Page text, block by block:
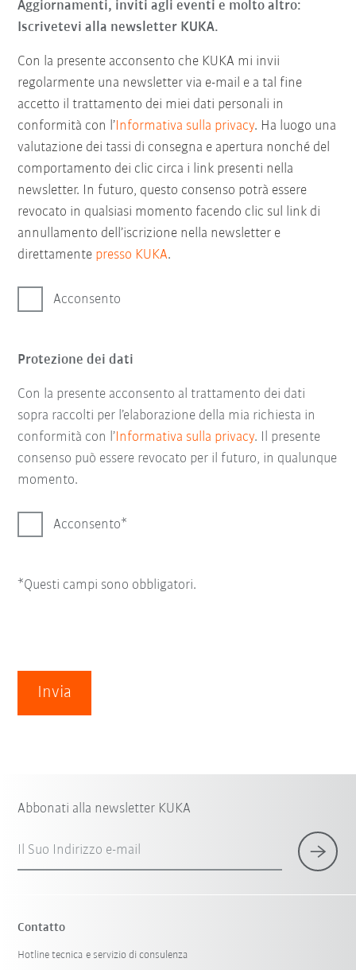
Aggiornamenti, inviti agli eventi e molto altro:
Iscrivetevi alla newsletter KUKA.
Con la presente acconsento che KUKA mi invii
regolarmente una newsletter via e-mail e a tal fine
accetto il trattamento dei miei dati personali in
conformità con l’Informativa sulla privacy. Ha luogo una
valutazione dei tassi di consegna e apertura nonché del
comportamento dei clic circa i link presenti nella
newsletter. In futuro, questo consenso potrà essere
revocato in qualsiasi momento facendo clic sul link di
annullamento dell’iscrizione nella newsletter e
direttamente presso KUKA.
Acconsento
Protezione dei dati
Con la presente acconsento al trattamento dei dati
sopra raccolti per l’elaborazione della mia richiesta in
conformità con l’Informativa sulla privacy. Il presente
consenso può essere revocato per il futuro, in qualunque
momento.
Acconsento
*Questi campi sono obbligatori.
Invia
Abbonati alla newsletter KUKA
Il Suo Indirizzo e-mail
Contatto
Hotline tecnica e servizio di consulenza